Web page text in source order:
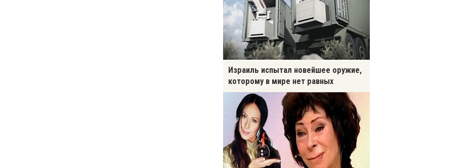
Израиль испытал новейшее оружие,
которому в мире нет равных